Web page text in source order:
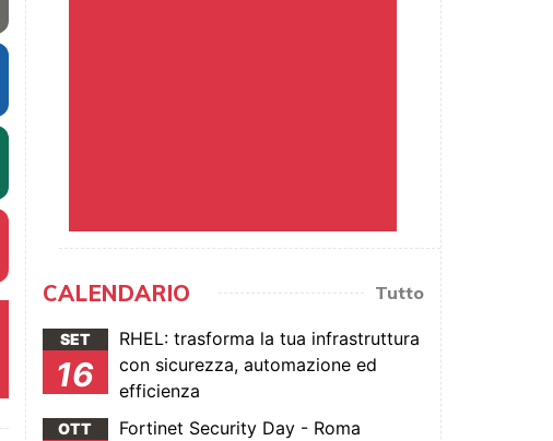
CALENDARIO Tutto
SET
16
RHEL: trasforma la tua infrastruttura
con sicurezza, automazione ed
efficienza
OTT Fortinet Security Day - Roma